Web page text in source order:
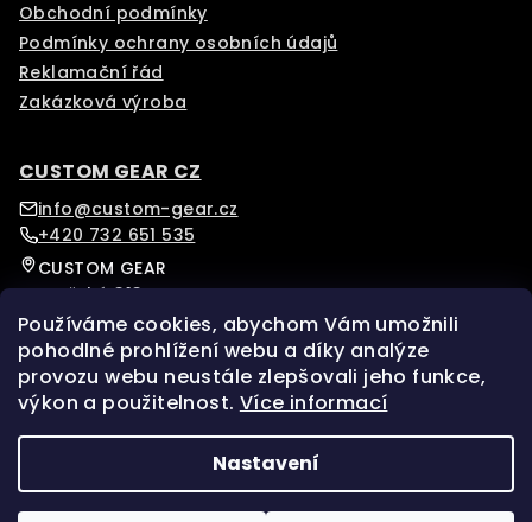
Používáme cookies, abychom Vám umožnili
pohodlné prohlížení webu a díky analýze
provozu webu neustále zlepšovali jeho funkce,
výkon a použitelnost. Více informací
Nastavení
Obchodní podmínky
Podmínky ochrany osobních údajů
Reklamační řád
Zakázková výroba
CUSTOM GEAR CZ
info@custom-gear.cz
+420 732 651 535
CUSTOM GEAR
Pražská 313
Písek, 39701
Czech Republic
Sledujte nás na našem Instagramu pro více novinek.
Facebook
Instagram